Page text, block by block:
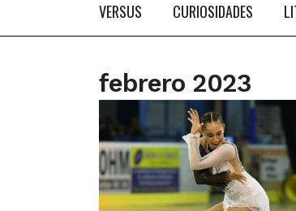
VERSUS CURIOSIDADES
febrero 2023